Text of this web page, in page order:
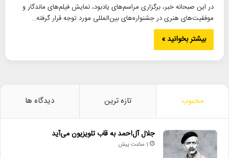
در این صبحانه خبر، برگزاری مراسم‌های یادبود، نمایش فیلم‌های ماندگار و
موفقیت‌های هنری در جشنواره‌های بین‌المللی مورد توجه قرار گرفته…
بیشتر بخوانید »
محبوب تازه ترین دیدگاه ها
جلال آل‌احمد به قاب تلویزیون می‌آید
1 ساعت پیش